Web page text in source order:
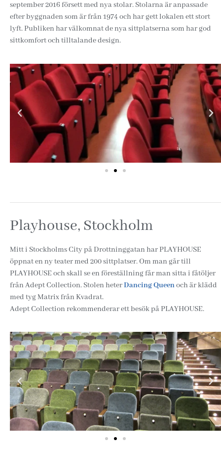
september 2016 försett med nya stolar. Stolarna är anpassade
efter byggnaden som är från 1974 och har gett lokalen ett stort
lyft. Publiken har välkomnat de nya sittplatserna som har god
sittkomfort och tilltalande design.
Playhouse, Stockholm
Mitt i Stockholms City på Drottninggatan har PLAYHOUSE
öppnat en ny teater med 200 sittplatser. Om man går till
PLAYHOUSE och skall se en föreställning får man sitta i fåtöljer
från Adept Collection. Stolen heterDancing Queenoch är klädd
med tyg Matrix från Kvadrat.
Adept Collection rekommenderar ett besök på PLAYHOUSE.